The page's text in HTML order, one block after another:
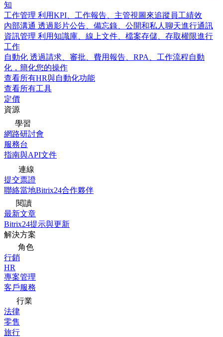
知
工作管理 利用KPI、工作報告、主管視圖來追蹤員工績效
內部溝通 透過影片公告、備忘錄、公開和私人聊天進行通訊
資訊管理 利用知識庫、線上文件、檔案存儲、存取權限進行
工作
自動化 透過請求、審批、費用報告、RPA、工作流程自動
化，簡化您的操作
查看所有HR與自動化功能
查看所有工具
定價
資源
學習
網路研討會
服務台
指南與API文件
連線
提交票證
聯絡當地Bitrix24合作夥伴
閱讀
最新文章
Bitrix24提示與更新
解決方案
角色
行銷
HR
專案管理
客戶服務
行業
法律
零售
旅行